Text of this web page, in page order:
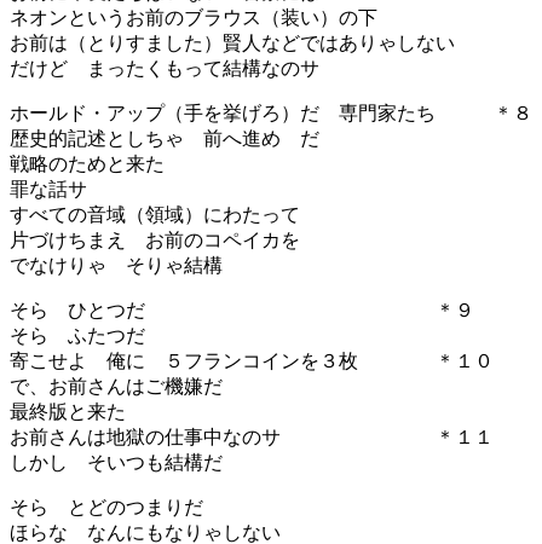
ネオンというお前のブラウス（装い）の下
お前は（とりすました）賢人などではありゃしない
だけど まったくもって結構なのサ
ホールド・アップ（手を挙げろ）だ 専門家たち ＊８
歴史的記述としちゃ 前へ進め だ
戦略のためと来た
罪な話サ
すべての音域（領域）にわたって
片づけちまえ お前のコペイカを
でなけりゃ そりゃ結構
そら ひとつだ ＊９
そら ふたつだ
寄こせよ 俺に ５フランコインを３枚 ＊１０
で、お前さんはご機嫌だ
最終版と来た
お前さんは地獄の仕事中なのサ ＊１１
しかし そいつも結構だ
そら とどのつまりだ
ほらな なんにもなりゃしない